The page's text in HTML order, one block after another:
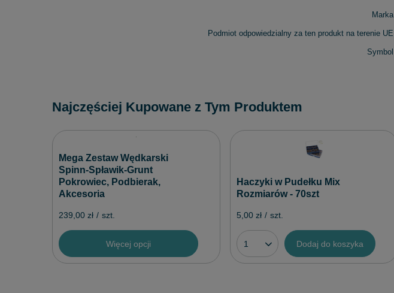
Marka
Podmiot odpowiedzialny za ten produkt na terenie UE
Symbol
Najczęściej Kupowane z Tym Produktem
Mega Zestaw Wędkarski
Spinn-Spławik-Grunt
Pokrowiec, Podbierak,
Akcesoria
239,00 zł / szt.
Więcej opcji
Haczyki w Pudełku Mix
Rozmiarów - 70szt
5,00 zł / szt.
Dodaj do koszyka